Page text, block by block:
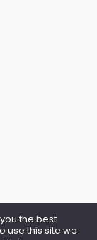
the best
use this site we